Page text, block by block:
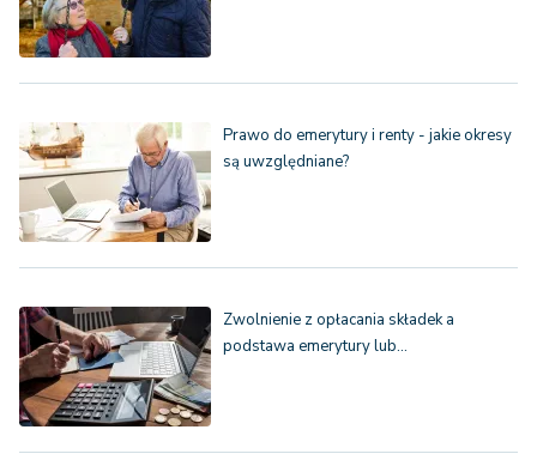
Prawo do emerytury i renty - jakie okresy
są uwzględniane?
Zwolnienie z opłacania składek a
podstawa emerytury lub…